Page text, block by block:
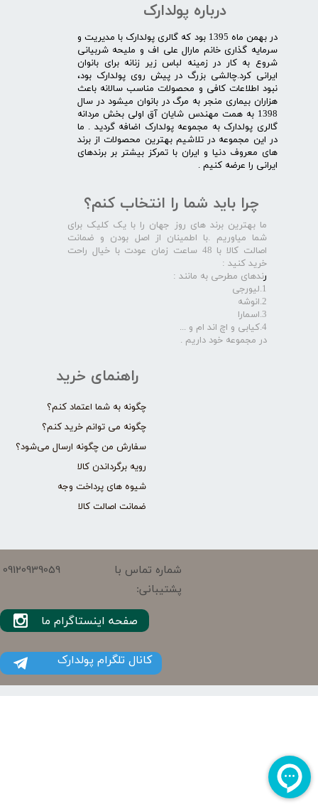
درباره پولدارک
در بهمن ماه 1395 بود که گالری پولدارک با مدیریت و
سرمایه گذاری خانم مارال علی اف و ملیحه شربیانی
شروع به کار در زمینه لباس زیر زنانه برای بانوان
ایرانی کرد.چالشی بزرگ در پیش روی پولدارک بود،
نبود اطلاعات کافی و محصولات مناسب سالانه باعث
هزاران بیماری منجر به مرگ در بانوان میشود در سال
1398 به همت مهندس شایان آق اولی بخش مردانه
گالری پولدارک به مجموعه پولدارک اضافه گردید . ما
در این مجموعه در تلاشیم بهترین محصولات از برند
های معروف دنیا و ایران با تمرکز بیشتر بر برندهای
ایرانی را عرضه کنیم .​​​​​​​
راهنمای خرید
چگونه به شما اعتماد کنم؟
چگونه می توانم خرید کنم؟
سفارش من چگونه ارسال می‌شود؟
رویه برگرداندن کالا
شیوه های پرداخت وجه
ضمانت اصالت کالا
چرا باید شما را انتخاب کنم؟
ما بهترین برند های روز جهان را با یک کلیک برای
شما میاوریم .با اطمینان از اصل بودن و ضمانت
اصالت کالا با 48 ساعت زمان عودت با خیال راحت
خرید کنید :
رندهای مطرحی به مانند :
1.لیورجی
2.انوشه
3.اسمارا
4.کیابی و اچ اند ام و ...
در مجموعه خود داریم .​​​​​​​
شماره تماس با
پشتیبانی:
09120939059
کانال تلگرام پولدارک
صفحه اینستاگرام ما